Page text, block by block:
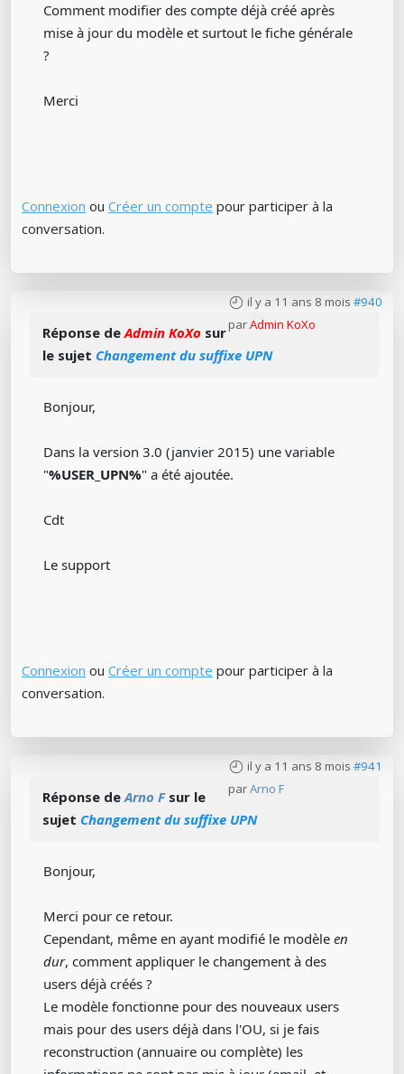
Comment modifier des compte déjà créé après
mise à jour du modèle et surtout le fiche générale
?
Merci
Connexion ou Créer un compte pour participer à la
conversation.
il y a 11 ans 8 mois #940
parAdmin KoXo
Réponse deAdmin KoXo sur
le sujet Changement du suffixe UPN
Bonjour,
Dans la version 3.0 (janvier 2015) une variable
"%USER_UPN%" a été ajoutée.
Cdt
Le support
Connexion ou Créer un compte pour participer à la
conversation.
il y a 11 ans 8 mois #941
parArno F
Réponse deArno Fsur le
sujet Changement du suffixe UPN
Bonjour,
Merci pour ce retour.
Cependant, même en ayant modifié le modèle en
dur, comment appliquer le changement à des
users déjà créés ?
Le modèle fonctionne pour des nouveaux users
mais pour des users déjà dans l'OU, si je fais
reconstruction (annuaire ou complète) les